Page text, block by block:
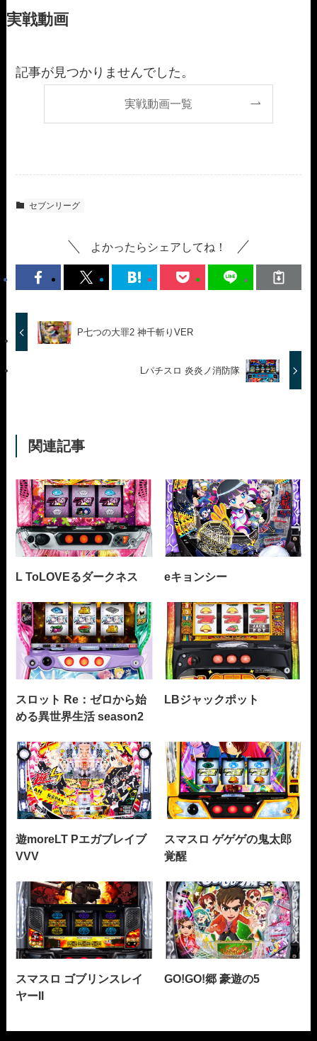
実戦動画
記事が見つかりませんでした。
実戦動画一覧
セブンリーグ
よかったらシェアしてね！
P七つの大罪2 神千斬りVER
Lパチスロ 炎炎ノ消防隊
関連記事
L ToLOVEるダークネス eキョンシー
スロット Re：ゼロから始
める異世界生活 season2
LBジャックポット
遊moreLT Pエガブレイブ
VVV
スマスロ ゲゲゲの鬼太郎
覚醒
スマスロ ゴブリンスレイ
ヤーII
GO!GO!郷 豪遊の5